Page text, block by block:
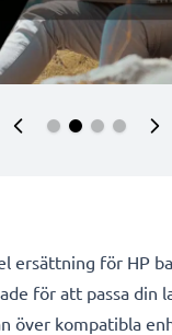
ersättning för HP
för att passa din
över kompatibla